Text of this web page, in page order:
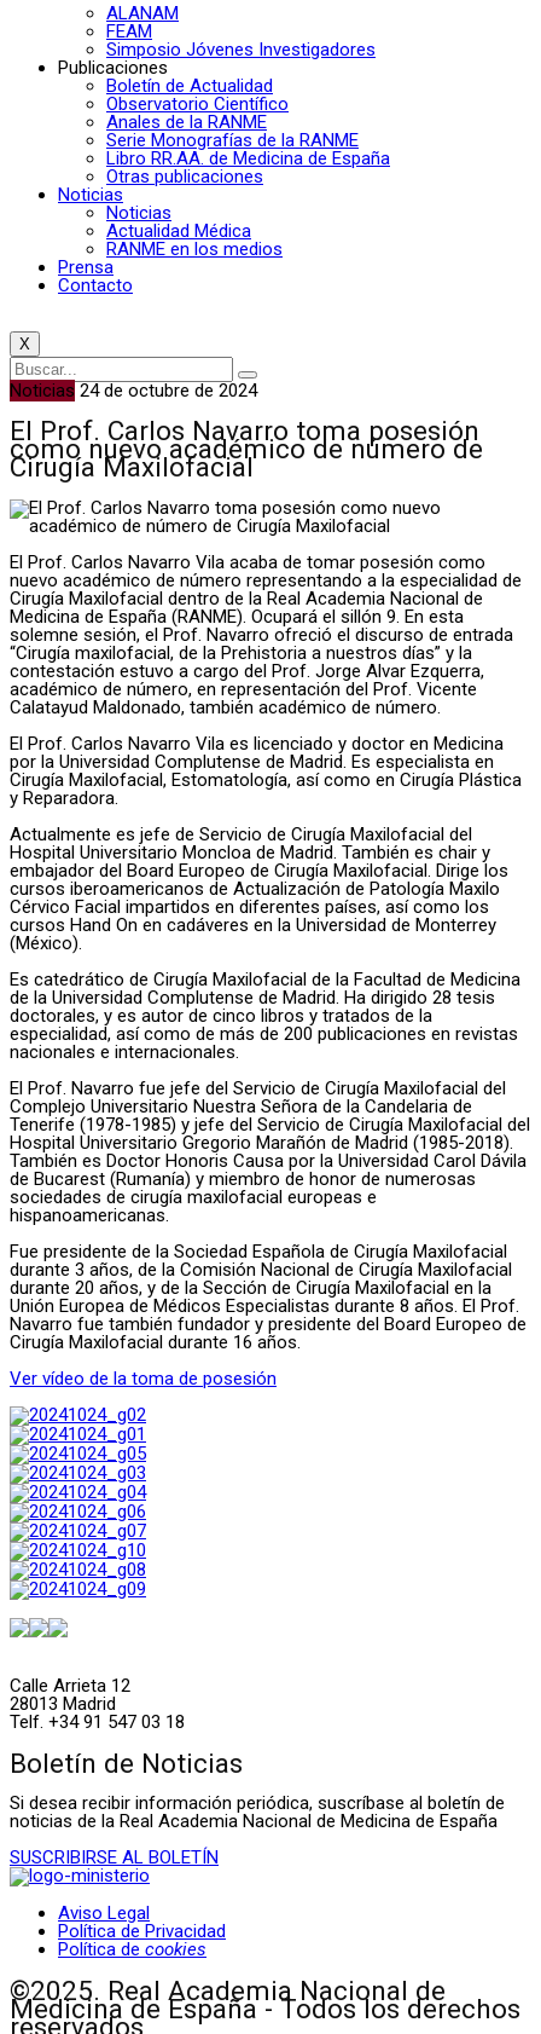
ALANAM
FEAM
Simposio Jóvenes Investigadores
Publicaciones
Boletín de Actualidad
Observatorio Científico
Anales de la RANME
Serie Monografías de la RANME
Libro RR.AA. de Medicina de España
Otras publicaciones
Noticias
Noticias
Actualidad Médica
RANME en los medios
Prensa
Contacto
X
Noticias 24 de octubre de 2024
El Prof. Carlos Navarro toma posesión
como nuevo académico de número de
Cirugía Maxilofacial
El Prof. Carlos Navarro Vila acaba de tomar posesión como
nuevo académico de número representando a la especialidad de
Cirugía Maxilofacial dentro de la Real Academia Nacional de
Medicina de España (RANME). Ocupará el sillón 9. En esta
solemne sesión, el Prof. Navarro ofreció el discurso de entrada
“Cirugía maxilofacial, de la Prehistoria a nuestros días” y la
contestación estuvo a cargo del Prof. Jorge Alvar Ezquerra,
académico de número, en representación del Prof. Vicente
Calatayud Maldonado, también académico de número.
El Prof. Carlos Navarro Vila es licenciado y doctor en Medicina
por la Universidad Complutense de Madrid. Es especialista en
Cirugía Maxilofacial, Estomatología, así como en Cirugía Plástica
y Reparadora.
Actualmente es jefe de Servicio de Cirugía Maxilofacial del
Hospital Universitario Moncloa de Madrid. También es chair y
embajador del Board Europeo de Cirugía Maxilofacial. Dirige los
cursos iberoamericanos de Actualización de Patología Maxilo
Cérvico Facial impartidos en diferentes países, así como los
cursos Hand On en cadáveres en la Universidad de Monterrey
(México).
Es catedrático de Cirugía Maxilofacial de la Facultad de Medicina
de la Universidad Complutense de Madrid. Ha dirigido 28 tesis
doctorales, y es autor de cinco libros y tratados de la
especialidad, así como de más de 200 publicaciones en revistas
nacionales e internacionales.
El Prof. Navarro fue jefe del Servicio de Cirugía Maxilofacial del
Complejo Universitario Nuestra Señora de la Candelaria de
Tenerife (1978-1985) y jefe del Servicio de Cirugía Maxilofacial del
Hospital Universitario Gregorio Marañón de Madrid (1985-2018).
También es Doctor Honoris Causa por la Universidad Carol Dávila
de Bucarest (Rumanía) y miembro de honor de numerosas
sociedades de cirugía maxilofacial europeas e
hispanoamericanas.
Fue presidente de la Sociedad Española de Cirugía Maxilofacial
durante 3 años, de la Comisión Nacional de Cirugía Maxilofacial
durante 20 años, y de la Sección de Cirugía Maxilofacial en la
Unión Europea de Médicos Especialistas durante 8 años. El Prof.
Navarro fue también fundador y presidente del Board Europeo de
Cirugía Maxilofacial durante 16 años.
Ver vídeo de la toma de posesión
Calle Arrieta 12
28013 Madrid
Telf. +34 91 547 03 18
Boletín de Noticias
Si desea recibir información periódica, suscríbase al boletín de
noticias de la Real Academia Nacional de Medicina de España
SUSCRIBIRSE AL BOLETÍN
Aviso Legal
Política de Privacidad
Política de cookies
©2025. Real Academia Nacional de
Medicina de España - Todos los derechos
reservados